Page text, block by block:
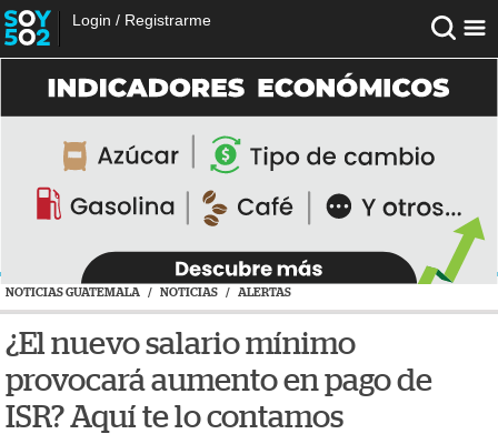
Login / Registrarme
NOTICIAS GUATEMALA / NOTICIAS / ALERTAS
¿El nuevo salario mínimo
provocará aumento en pago de
ISR? Aquí te lo contamos